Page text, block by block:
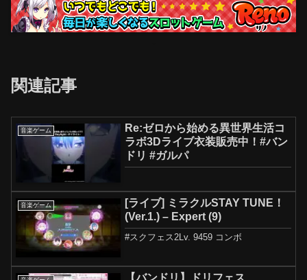
関連記事
音楽ゲーム
Re:ゼロから始める異世界生活コ
ラボ3Dライブ衣装販売中！#バン
ドリ #ガルパ
音楽ゲーム
[ライブ] ミラクルSTAY TUNE！
(Ver.1.) – Expert (9)
#スクフェス2Lv. 9459 コンボ